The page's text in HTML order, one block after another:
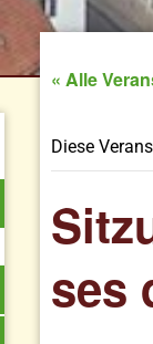
« Alle
Diese
ses